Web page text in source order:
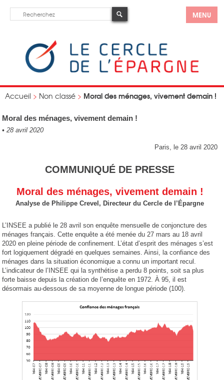
MENU
Accueil > Non classé > Moral des ménages, vivement demain !
Moral des ménages, vivement demain !
• 28 avril 2020
Paris, le 28 avril 2020
COMMUNIQUÉ DE PRESSE
Moral des ménages, vivement demain !
Analyse de Philippe Crevel, Directeur du Cercle de l’Épargne
L’INSEE a publié le 28 avril son enquête mensuelle de conjoncture des
ménages français. Cette enquête a été menée du 27 mars au 18 avril
2020 en pleine période de confinement. L’état d’esprit des ménages s’est
fort logiquement dégradé en quelques semaines. Ainsi, la confiance des
ménages dans la situation économique a connu un important recul.
L’indicateur de l’INSEE qui la synthétise a perdu 8 points, soit sa plus
forte baisse depuis la création de l’enquête en 1972. À 95, il est
désormais au-dessous de sa moyenne de longue période (100).